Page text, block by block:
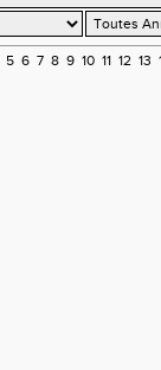
5 6 7 8 9 10 11 12 13